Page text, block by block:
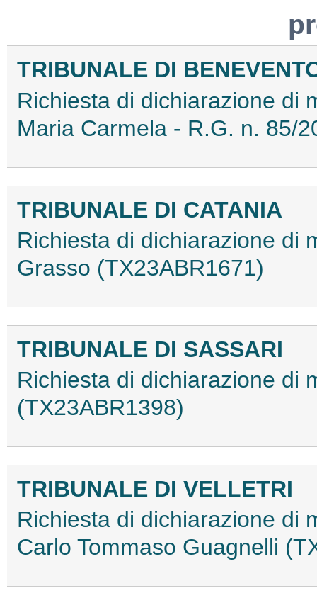
TRIBUNALE DI
Richiesta di dichiarazione di
Maria Carmela - R.G. n. 85/
TRIBUNALE DI CATANIA
Richiesta di dichiarazione di
Grasso (TX23ABR1671)
TRIBUNALE DI SASSARI
Richiesta di dichiarazione di
(TX23ABR1398)
TRIBUNALE DI VELLETRI
Richiesta di dichiarazione di
Carlo Tommaso Guagnelli